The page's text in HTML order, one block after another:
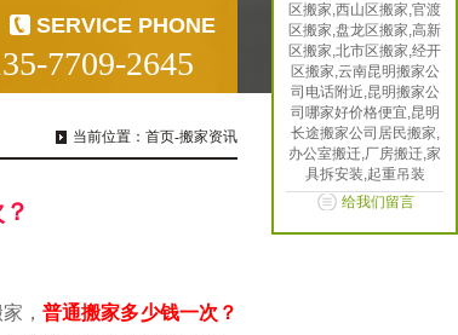
SERVICE PHONE
7709-2645
当前位置： 首页-搬家资讯
， 普通搬家多少钱一次？
区搬家,西山区搬家,官渡
区搬家,盘龙区搬家,高新
区搬家,北市区搬家,经开
区搬家,云南昆明搬家公
司电话附近,昆明搬家公
司哪家好价格便宜,昆明
长途搬家公司居民搬家,
办公室搬迁,厂房搬迁,家
具拆安装,起重吊装
给我们留言